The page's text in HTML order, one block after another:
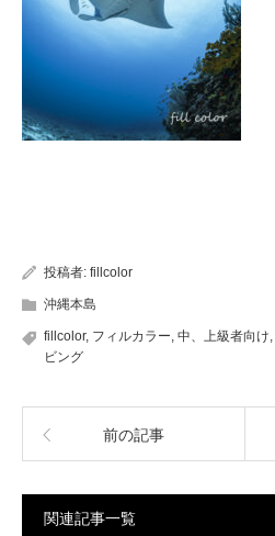
投稿者: fillcolor
沖縄本島
fillcolor, フィルカラー 中、上級者向け
ビング
前の記事
関連記事一覧